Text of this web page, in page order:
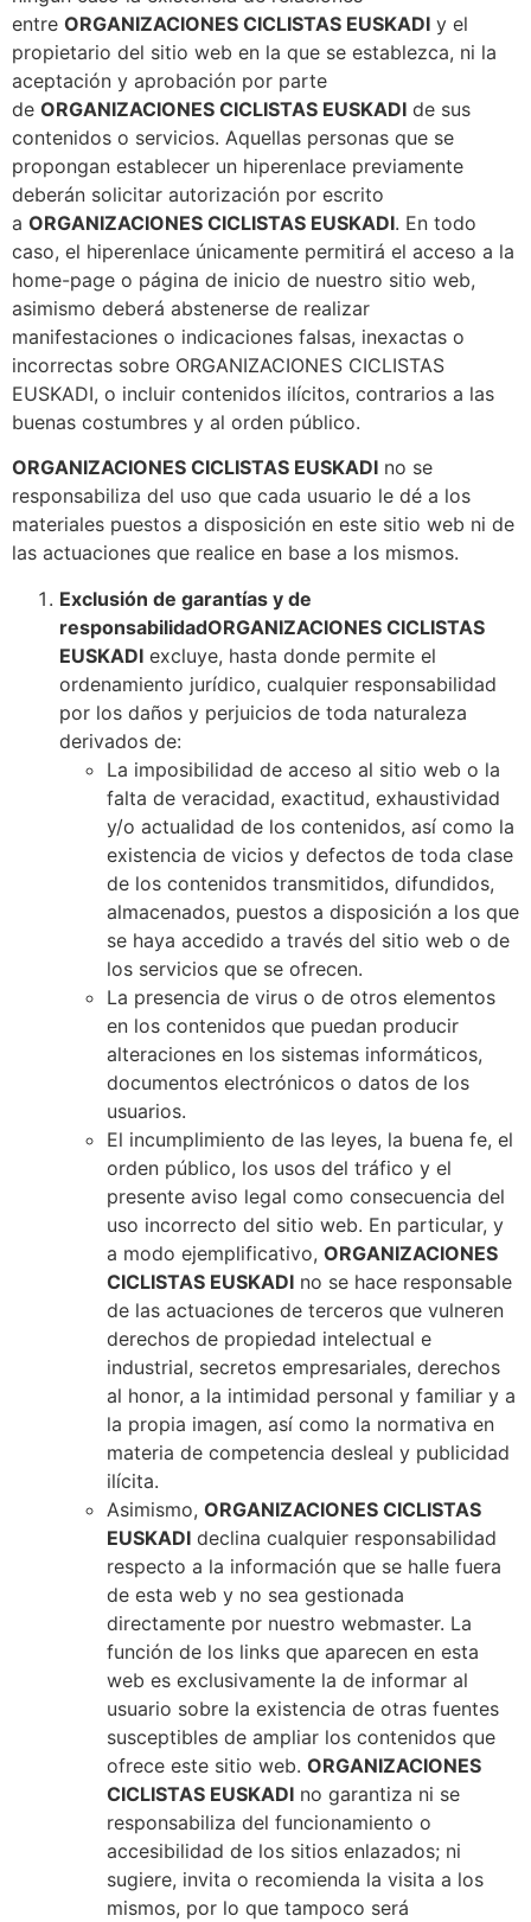
entre ORGANIZACIONES CICLISTAS EUSKADI y el
propietario del sitio web en la que se establezca, ni la
aceptación y aprobación por parte
de ORGANIZACIONES CICLISTAS EUSKADI de sus
contenidos o servicios. Aquellas personas que se
propongan establecer un hiperenlace previamente
deberán solicitar autorización por escrito
a ORGANIZACIONES CICLISTAS EUSKADI. En todo
caso, el hiperenlace únicamente permitirá el acceso a la
home-page o página de inicio de nuestro sitio web,
asimismo deberá abstenerse de realizar
manifestaciones o indicaciones falsas, inexactas o
incorrectas sobre ORGANIZACIONES CICLISTAS
EUSKADI, o incluir contenidos ilícitos, contrarios a las
buenas costumbres y al orden público.
ORGANIZACIONES CICLISTAS EUSKADI no se
responsabiliza del uso que cada usuario le dé a los
materiales puestos a disposición en este sitio web ni de
las actuaciones que realice en base a los mismos.
Exclusión de garantías y de
responsabilidadORGANIZACIONES CICLISTAS
EUSKADI excluye, hasta donde permite el
ordenamiento jurídico, cualquier responsabilidad
por los daños y perjuicios de toda naturaleza
derivados de:
La imposibilidad de acceso al sitio web o la
falta de veracidad, exactitud, exhaustividad
y/o actualidad de los contenidos, así como la
existencia de vicios y defectos de toda clase
de los contenidos transmitidos, difundidos,
almacenados, puestos a disposición a los que
se haya accedido a través del sitio web o de
los servicios que se ofrecen.
La presencia de virus o de otros elementos
en los contenidos que puedan producir
alteraciones en los sistemas informáticos,
documentos electrónicos o datos de los
usuarios.
El incumplimiento de las leyes, la buena fe, el
orden público, los usos del tráfico y el
presente aviso legal como consecuencia del
uso incorrecto del sitio web. En particular, y
a modo ejemplificativo, ORGANIZACIONES
CICLISTAS EUSKADI no se hace responsable
de las actuaciones de terceros que vulneren
derechos de propiedad intelectual e
industrial, secretos empresariales, derechos
al honor, a la intimidad personal y familiar y a
la propia imagen, así como la normativa en
materia de competencia desleal y publicidad
ilícita.
Asimismo, ORGANIZACIONES CICLISTAS
EUSKADI declina cualquier responsabilidad
respecto a la información que se halle fuera
de esta web y no sea gestionada
directamente por nuestro webmaster. La
función de los links que aparecen en esta
web es exclusivamente la de informar al
usuario sobre la existencia de otras fuentes
susceptibles de ampliar los contenidos que
ofrece este sitio web. ORGANIZACIONES
CICLISTAS EUSKADI no garantiza ni se
responsabiliza del funcionamiento o
accesibilidad de los sitios enlazados; ni
sugiere, invita o recomienda la visita a los
mismos, por lo que tampoco será